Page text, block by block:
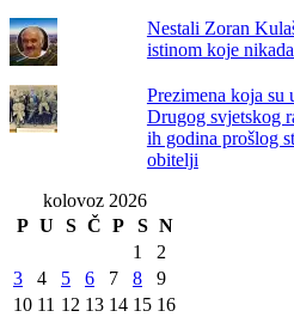
Nestali Zoran
istinom koje
Prezimena koja su
Drugog svjetskog
ih godina prošlog
obitelji
kolovoz 2026
P U S Č P S N
1
2
3
4 5 6 7 8
9
10 11 12 13 14 15 16